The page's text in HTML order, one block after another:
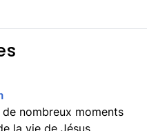
nombreux moments
la vie de Jésus.